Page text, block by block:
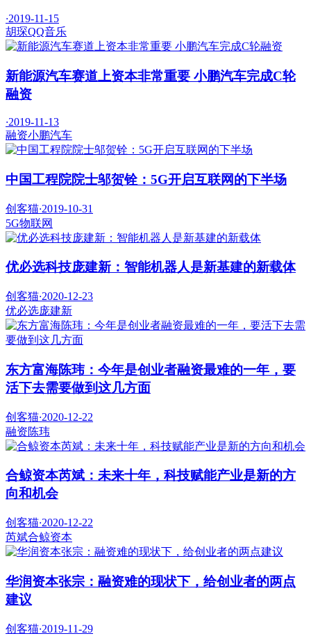
·2019-11-15
胡琛QQ音乐
新能源汽车赛道上资本非常重要 小鹏汽车完成C轮
融资
·2019-11-13
融资小鹏汽车
中国工程院院士邬贺铨：5G开启互联网的下半场
创客猫·2019-10-31
5G物联网
优必选科技庞建新：智能机器人是新基建的新载体
创客猫·2020-12-23
优必选庞建新
东方富海陈玮：今年是创业者融资最难的一年，要
活下去需要做到这几方面
创客猫·2020-12-22
融资陈玮
合鲸资本芮斌：未来十年，科技赋能产业是新的方
向和机会
创客猫·2020-12-22
芮斌合鲸资本
华润资本张宗：融资难的现状下，给创业者的两点
建议
创客猫·2019-11-29